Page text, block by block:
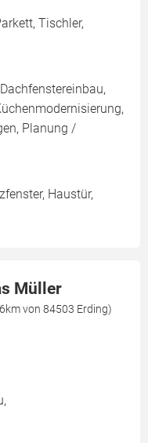
Tischler,
Planung /
Haustür,
Müller
von 84503 Erding)